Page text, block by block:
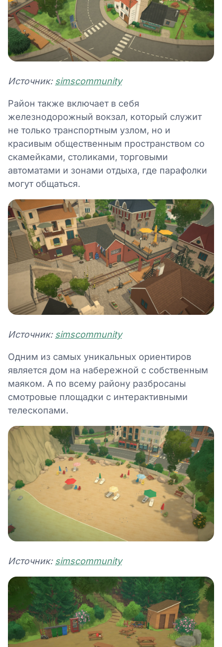
Источник: simscommunity
Район также включает в себя
железнодорожный вокзал, который служит
не только транспортным узлом, но и
красивым общественным пространством со
скамейками, столиками, торговыми
автоматами и зонами отдыха, где парафолки
могут общаться.
Источник: simscommunity
Одним из самых уникальных ориентиров
является дом на набережной с собственным
маяком. А по всему району разбросаны
смотровые площадки с интерактивными
телескопами.
Источник: simscommunity